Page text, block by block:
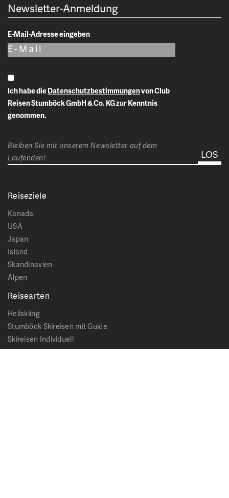
Newsletter-Anmeldung
E-Mail-Adresse eingeben
Ich habe dieDatenschutzbestimmungen
Reisen Stumböck GmbH & Co. KG zur Kenntnis
genommen.
Bleiben Sie mit unserem Newsletter auf dem
Laufenden!
Reiseziele
Kanada
USA
Japan
Island
Skandinavien
Alpen
Reisearten
Heliskiing
Stumböck Skireisen mit Guide
Skireisen Individuell
Catskiing